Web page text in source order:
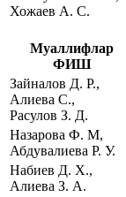
Хожаев А. С.
Муаллифлар
ФИШ
Зайналов Д. Р.,
Алиева С.,
Расулов З. Д.
Назарова Ф. М,
Абдувалиева Р. У.
Набиев Д. Х.,
Алиева З. А.